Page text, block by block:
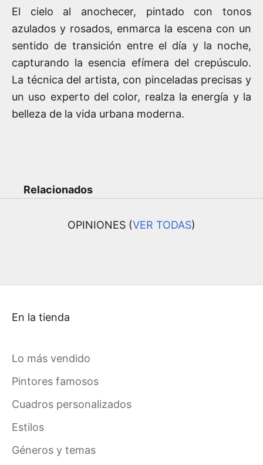
El cielo al anochecer, pintado con tonos
azulados y rosados, enmarca la escena con un
sentido de transición entre el día y la noche,
capturando la esencia efímera del crepúsculo.
La técnica del artista, con pinceladas precisas y
un uso experto del color, realza la energía y la
belleza de la vida urbana moderna.
Relacionados
OPINIONES (VER TODAS)
En la tienda
Lo más vendido
Pintores famosos
Cuadros personalizados
Estilos
Géneros y temas